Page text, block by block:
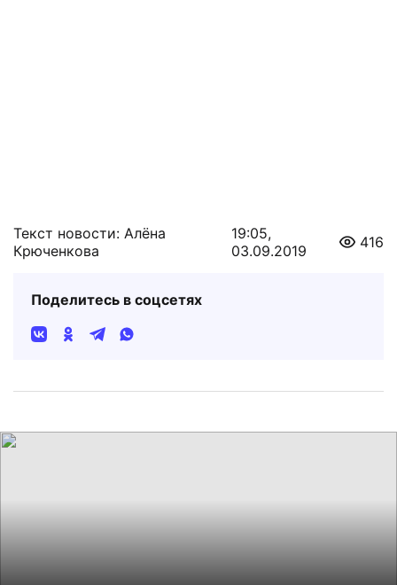
Текст новости: Алёна
Крюченкова
19:05,
03.09.2019
416
Поделитесь в соцсетях